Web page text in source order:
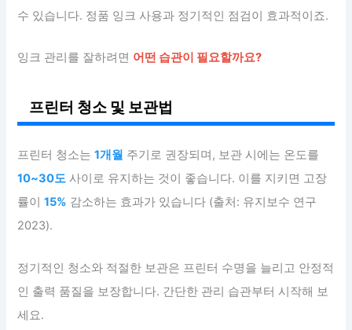
수 있습니다. 정품 잉크 사용과 정기적인 점검이 효과적이죠.
잉크 관리를 잘하려면 어떤 습관이 필요할까요?
프린터 청소 및 보관법
프린터 청소는1개월 주기로 권장되며, 보관 시에는 온도를
10~30도 사이로 유지하는 것이 좋습니다. 이를 지키면 고장
률이15% 감소하는 효과가 있습니다 (출처: 유지보수 연구
2023).
정기적인 청소와 적절한 보관은 프린터 수명을 늘리고 안정적
인 출력 품질을 보장합니다. 간단한 관리 습관부터 시작해 보
세요.